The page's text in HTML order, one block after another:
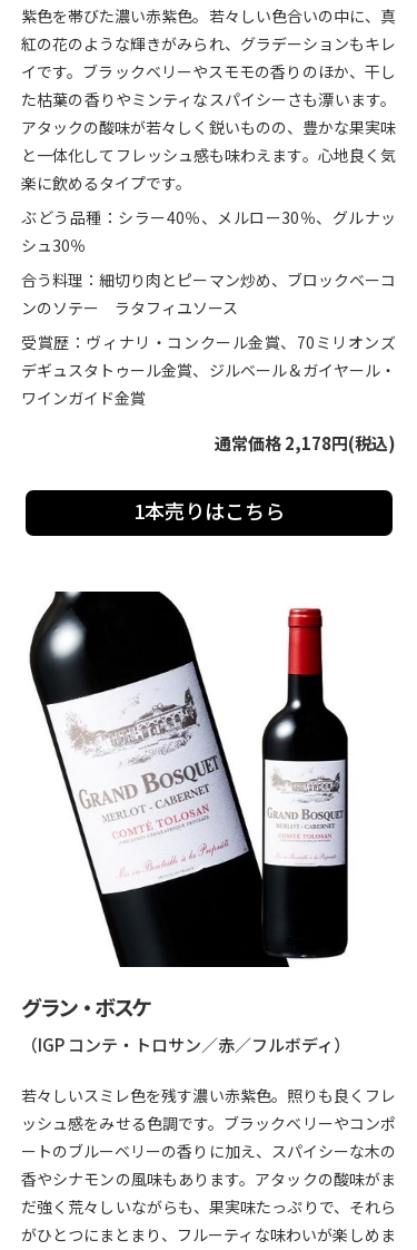
紫色を帯びた濃い赤紫色。若々しい色合いの中に、真
紅の花のような輝きがみられ、グラデーションもキレ
イです。ブラックベリーやスモモの香りのほか、干し
た枯葉の香りやミンティなスパイシーさも漂います。
アタックの酸味が若々しく鋭いものの、豊かな果実味
と一体化してフレッシュ感も味わえます。心地良く気
楽に飲めるタイプです。
ぶどう品種：シラー40％、メルロー30％、グルナッ
シュ30％
合う料理：細切り肉とピーマン炒め、ブロックベーコ
ンのソテー ラタフィユソース
受賞歴：ヴィナリ・コンクール金賞、70ミリオンズ
デギュスタトゥール金賞、ジルベール＆ガイヤール・
ワインガイド金賞
通常価格 2,178円(税込)
1本売りはこちら
グラン・ボスケ
（IGP コンテ・トロサン／赤／フルボディ）
若々しいスミレ色を残す濃い赤紫色。照りも良くフレ
ッシュ感をみせる色調です。ブラックベリーやコンポ
ートのブルーベリーの香りに加え、スパイシーな木の
香やシナモンの風味もあります。アタックの酸味がま
だ強く荒々しいながらも、果実味たっぷりで、それら
がひとつにまとまり、フルーティな味わいが楽しめま